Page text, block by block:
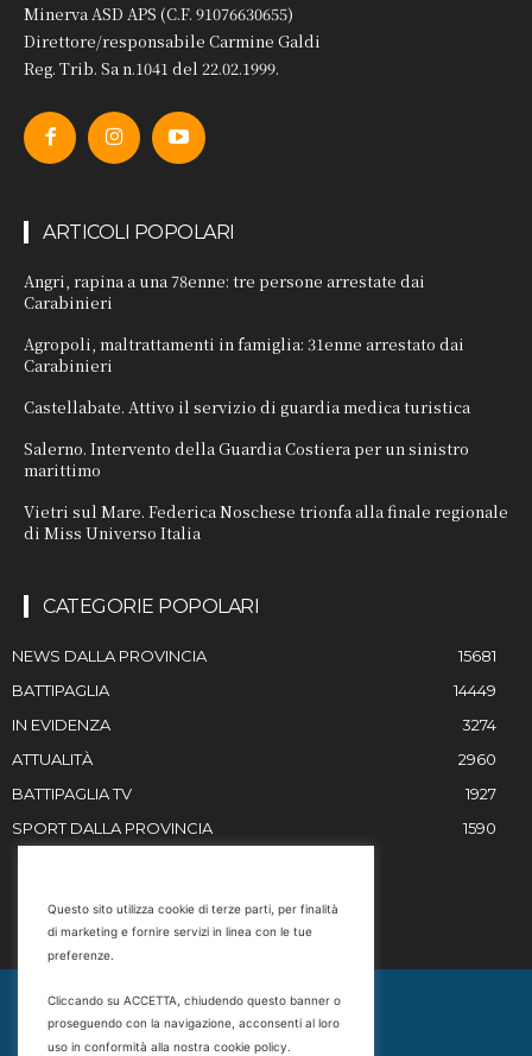
Minerva ASD APS (C.F. 91076630655)
Direttore/responsabile Carmine Galdi
Reg. Trib. Sa n.1041 del 22.02.1999.
ARTICOLI POPOLARI
Angri, rapina a una 78enne: tre persone arrestate dai
Carabinieri
Agropoli, maltrattamenti in famiglia: 31enne arrestato dai
Carabinieri
Castellabate. Attivo il servizio di guardia medica turistica
Salerno. Intervento della Guardia Costiera per un sinistro
marittimo
Vietri sul Mare. Federica Noschese trionfa alla finale regionale
di Miss Universo Italia
CATEGORIE POPOLARI
NEWS DALLA PROVINCIA
15681
BATTIPAGLIA
14449
IN EVIDENZA
3274
ATTUALITÀ
2960
BATTIPAGLIA TV
1927
SPORT DALLA PROVINCIA
1590
Email
marketing@battipaglia1929.it
carminegaldi@virgilio.it
Questo sito utilizza cookie di terze parti, per finalità
di marketing e fornire servizi in linea con le tue
preferenze.
Cliccando su ACCETTA, chiudendo questo banner o
proseguendo con la navigazione, acconsenti al loro
uso in conformità alla nostra cookie policy.